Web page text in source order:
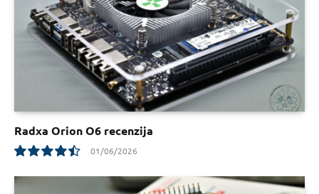
Radxa Orion O6 recenzija
9
01/06/2026